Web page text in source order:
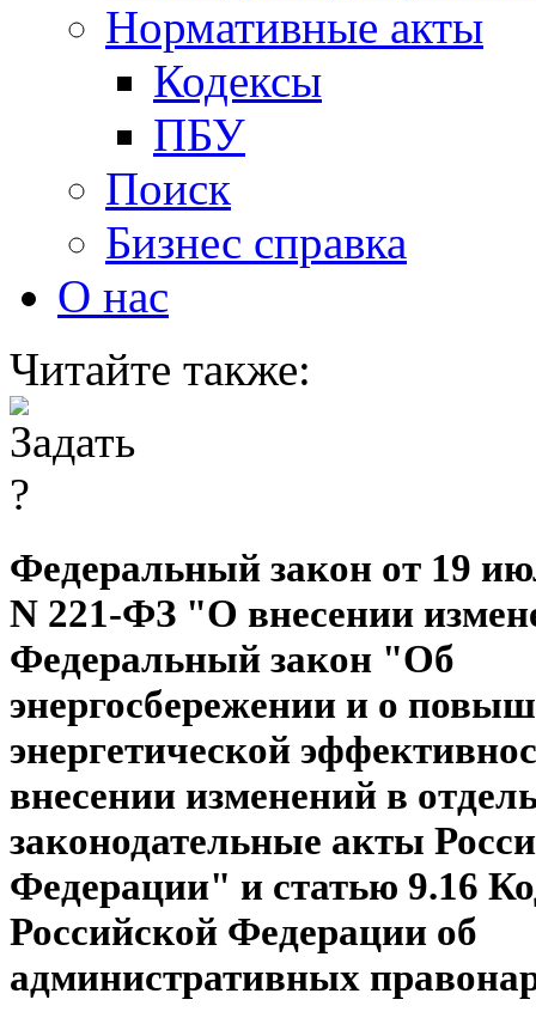
Нормативные акты
Кодексы
ПБУ
Поиск
Бизнес справка
О нас
Читайте также:
Федеральный закон от 19
N 221-ФЗ "О внесении
Федеральный закон "Об
энергосбережении и о
энергетической
внесении изменений в
законодательные акты
Федерации" и статью 9.16
Российской Федерации об
административных